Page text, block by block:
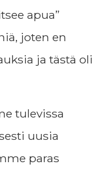
apua”
joten en
ja tästä oli
tulevissa
uusia
paras